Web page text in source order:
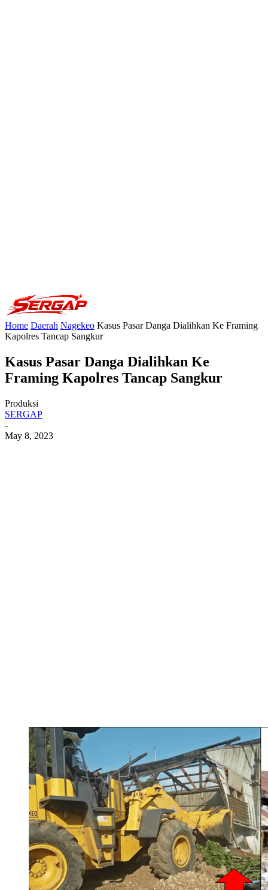
Home Daerah Nagekeo Kasus Pasar Danga Dialihkan Ke Framing
Kapolres Tancap Sangkur
Kasus Pasar Danga Dialihkan Ke
Framing Kapolres Tancap Sangkur
Produksi
SERGAP
-
May 8, 2023